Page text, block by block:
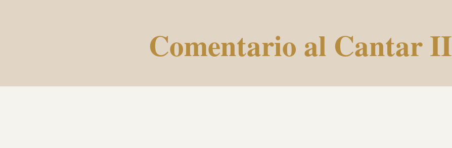
Comentario al Cantar II